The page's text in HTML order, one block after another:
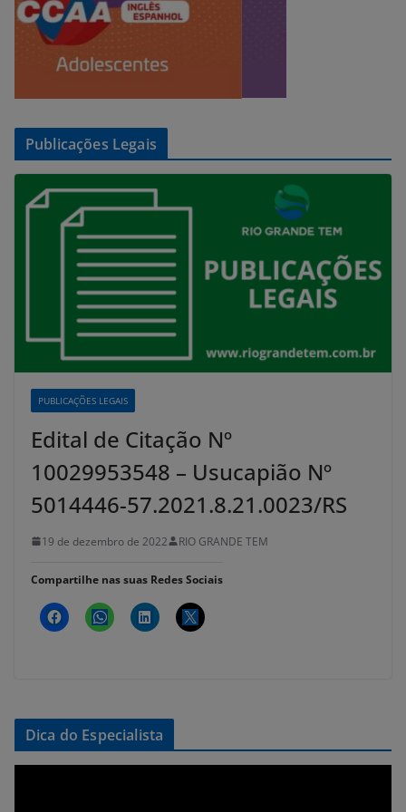
Publicações Legais
PUBLICAÇÕES LEGAIS
Edital de Citação Nº
10029953548 – Usucapião Nº
5014446-57.2021.8.21.0023/RS
19 de dezembro de 2022 RIO GRANDE TEM
Compartilhe nas suas Redes Sociais
Dica do Especialista